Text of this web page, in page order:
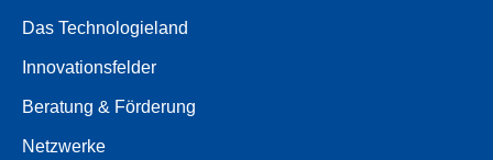
Das Technologieland
Innovationsfelder
Beratung & Förderung
Netzwerke